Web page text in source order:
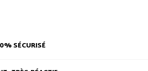
SÉCURISÉ